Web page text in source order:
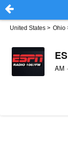
United States > Ohio
AM